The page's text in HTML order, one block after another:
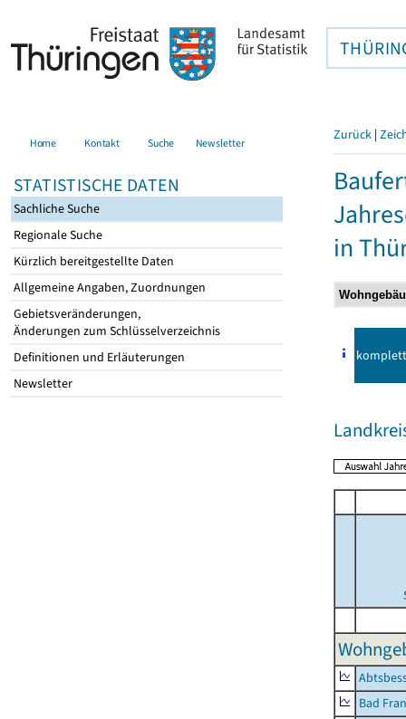
Home Kontakt Suche Newsletter
STATISTISCHE DATEN
Sachliche Suche
Regionale Suche
Kürzlich bereitgestellte Daten
Allgemeine Angaben, Zuordnungen
Gebietsveränderungen,
Änderungen zum Schlüsselverzeichnis
Definitionen und Erläuterungen
Newsletter
Zurück |
in
komplett
Bad